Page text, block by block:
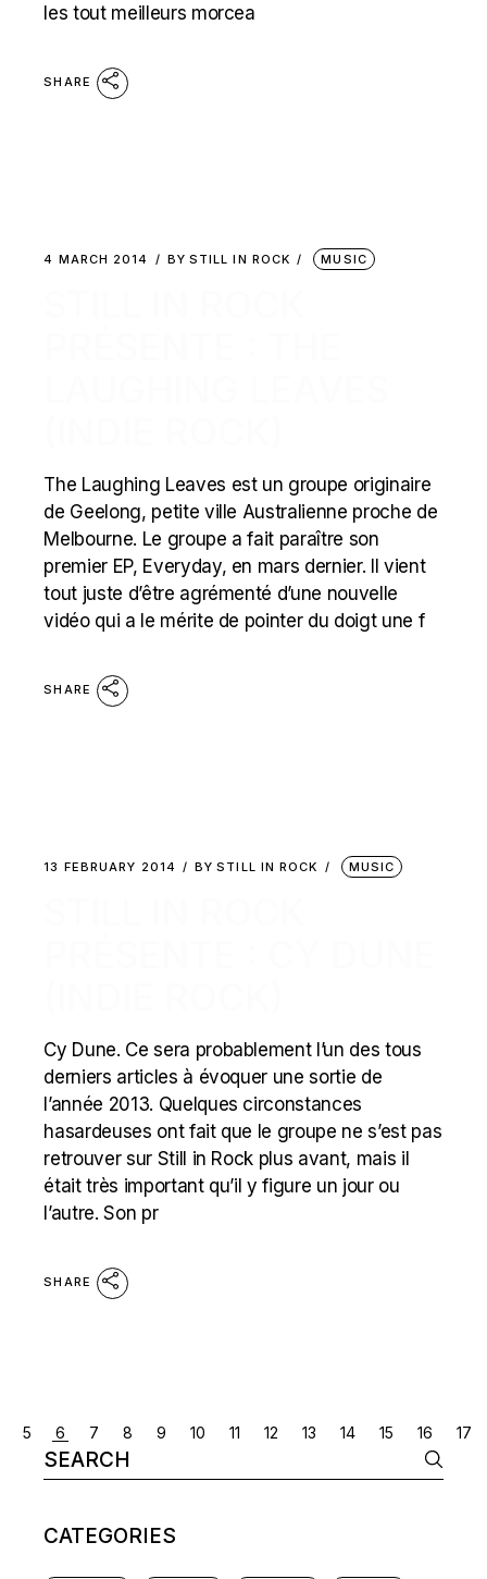
les tout meilleurs morcea
SHARE
4 MARCH 2014 BY STILL IN ROCK MUSIC
The Laughing Leaves est un groupe originaire
de Geelong, petite ville Australienne proche de
Melbourne. Le groupe a fait paraître son
premier EP, Everyday, en mars dernier. Il vient
tout juste d’être agrémenté d’une nouvelle
vidéo qui a le mérite de pointer du doigt une f
SHARE
13 FEBRUARY 2014 BY STILL IN ROCK MUSIC
Cy Dune. Ce sera probablement l’un des tous
derniers articles à évoquer une sortie de
l’année 2013. Quelques circonstances
hasardeuses ont fait que le groupe ne s’est pas
retrouver sur Still in Rock plus avant, mais il
était très important qu’il y figure un jour ou
l’autre. Son pr
SHARE
POSTS
NAVIGATION
5 6 7 8 9 10 11 12 13 14 15 16 17
Search
for:
CATEGORIES